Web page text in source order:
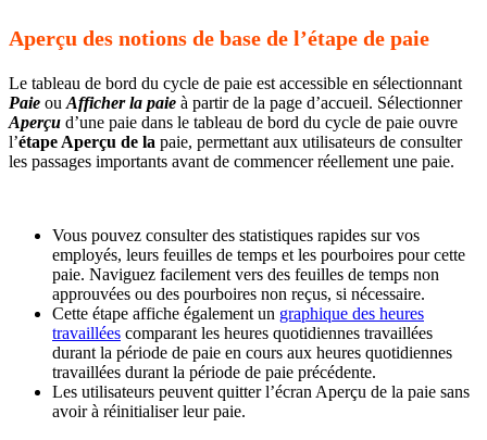
Aperçu des notions de base de l’étape de paie
Le tableau de bord du cycle de paie est accessible en sélectionnant
Paie ou Afficher la paie à partir de la page d’accueil. Sélectionner
Aperçu d’une paie dans le tableau de bord du cycle de paie ouvre
l’étape Aperçu de la paie, permettant aux utilisateurs de consulter
les passages importants avant de commencer réellement une paie.
Vous pouvez consulter des statistiques rapides sur vos
employés, leurs feuilles de temps et les pourboires pour cette
paie. Naviguez facilement vers des feuilles de temps non
approuvées ou des pourboires non reçus, si nécessaire.
Cette étape affiche également un graphique des heures
travaillées comparant les heures quotidiennes travaillées
durant la période de paie en cours aux heures quotidiennes
travaillées durant la période de paie précédente.
Les utilisateurs peuvent quitter l’écran Aperçu de la paie sans
avoir à réinitialiser leur paie.